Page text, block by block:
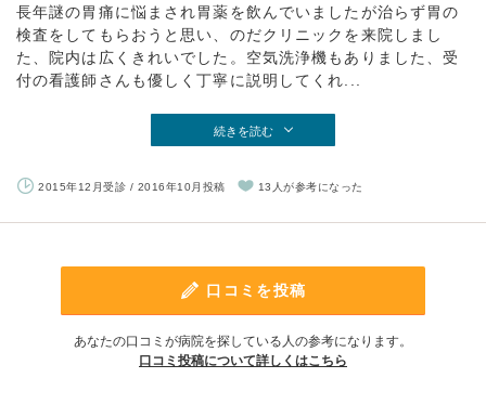
長年謎の胃痛に悩まされ胃薬を飲んでいましたが治らず胃の
検査をしてもらおうと思い、のだクリニックを来院しまし
た、院内は広くきれいでした。空気洗浄機もありました、受
付の看護師さんも優しく丁寧に説明してくれ...
続きを読む
2015年12月受診 / 2016年10月投稿 13人が参考になった
口コミを投稿
あなたの口コミが病院を探している人の参考になります。
口コミ投稿について詳しくはこちら